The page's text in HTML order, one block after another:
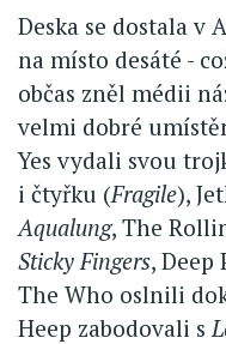
Deska se dostala v
na místo desáté -
občas zněl médii
velmi dobré
Yes vydali svou
i čtyřku (Fragile),
Aqualung, The
Sticky Fingers, Deep
The Who oslnili
Heep zabodovali s